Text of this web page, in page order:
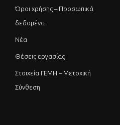
Όροι χρήσης – Προσωπικά
δεδομένα
Νέα
Θέσεις εργασίας
Στοιχεία ΓΕΜΗ – Μετοχική
Σύνθεση